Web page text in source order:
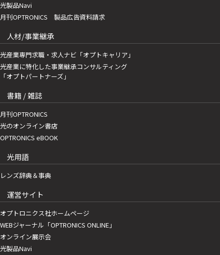
光製品Navi
月刊OPTRONICS 製品広告資料請求
人材/事業継承
光産業専門求職・求人ナビ「オプトキャリア」
光産業に特化した事業継承コンサルティング
「オプトパートナーズ」
書籍 / 雑誌
月刊OPTRONICS
光のオンライン書店
OPTRONICS eBOOK
光用語
レンズ辞典＆事典
運営サイト
オプトロニクス社ホームページ
WEBジャーナル「OPTRONICS ONLINE」
オンライン展示会
光製品Navi